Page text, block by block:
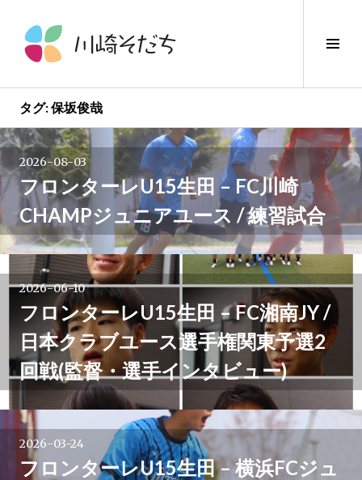
ツ
ス
キ
ッ
プ
サ
切
り
替
タグ:保坂俊哉
2026-08-03
フロンターレU15生田 – FC川崎
CHAMPジュニアユース / 練習試合
2026-06-10
フロンターレU15生田 – FC湘南JY /
日本クラブユース選手権関東予選2
回戦(監督・選手インタビュー)
2026-03-24
フロンターレU15生田 – 横浜FCジュ
投
稿
ナ
ビ
ゲ
ー
シ
ョ
ン